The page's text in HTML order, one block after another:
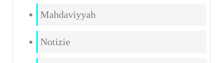
Mahdaviyyah
Notizie